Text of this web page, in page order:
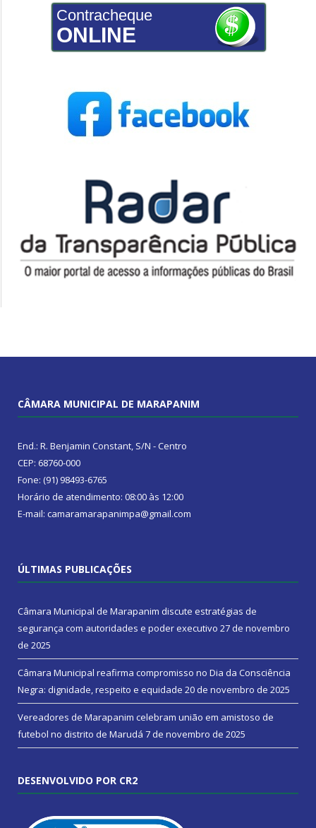
Contracheque
ONLINE
CÂMARA MUNICIPAL DE MARAPANIM
End.: R. Benjamin Constant, S/N - Centro
CEP: 68760-000
Fone: (91) 98493-6765
Horário de atendimento: 08:00 às 12:00
E-mail: camaramarapanimpa@gmail.com
ÚLTIMAS PUBLICAÇÕES
Câmara Municipal de Marapanim discute estratégias de
segurança com autoridades e poder executivo 27 de novembro
de 2025
Câmara Municipal reafirma compromisso no Dia da Consciência
Negra: dignidade, respeito e equidade 20 de novembro de 2025
Vereadores de Marapanim celebram união em amistoso de
futebol no distrito de Marudá 7 de novembro de 2025
DESENVOLVIDO POR CR2